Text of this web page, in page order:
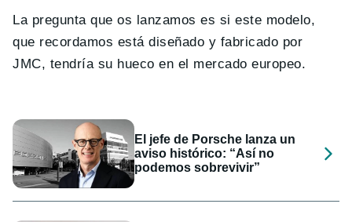
La pregunta que os lanzamos es si este modelo,
que recordamos está diseñado y fabricado por
JMC, tendría su hueco en el mercado europeo.
El jefe de Porsche lanza un
aviso histórico: “Así no
podemos sobrevivir”